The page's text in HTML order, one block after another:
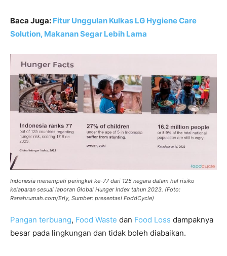
Baca Juga: Fitur Unggulan Kulkas LG Hygiene Care
Solution, Makanan Segar Lebih Lama
Indonesia menempati peringkat ke-77 dari 125 negara dalam hal risiko
kelaparan sesuai laporan Global Hunger Index tahun 2023. (Foto:
Ranahrumah.com/Erly, Sumber: presentasi FoddCycle)
Pangan terbuang, Food Waste dan Food Loss dampaknya
besar pada lingkungan dan tidak boleh diabaikan.